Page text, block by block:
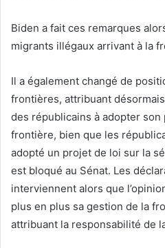
Biden a fait ces remarques
migrants illégaux arrivant à la
Il a également changé de
frontières, attribuant
des républicains à adopter
frontière, bien que les
adopté un projet de loi sur la
est bloqué au Sénat. Les
interviennent alors que
plus en plus sa gestion de la
attribuant la responsabilité de